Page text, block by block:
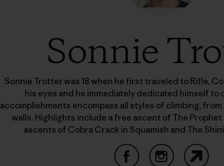
Sonnie
Sonnie Trotter was 18 when he first traveled to Rifle,
his eyes and he immediately dedicated himself to
accomplishments encompass all styles of climbing,
walls. Highlights include a free ascent of The
ascents of Cobra Crack in Squamish and The